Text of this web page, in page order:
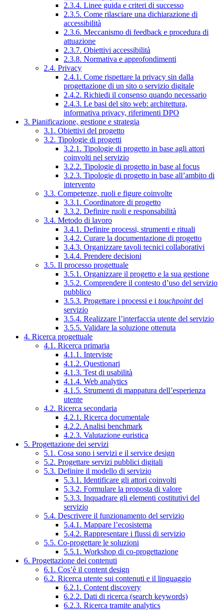
2.3.4. Linee guida e criteri di successo
2.3.5. Come rilasciare una dichiarazione di
accessibilità
2.3.6. Meccanismo di feedback e procedura di
attuazione
2.3.7. Obiettivi accessibilità
2.3.8. Normativa e approfondimenti
2.4. Privacy
2.4.1. Come rispettare la privacy sin dalla
progettazione di un sito o servizio digitale
2.4.2. Richiedi il consenso quando necessario
2.4.3. Le basi del sito web: architettura,
informativa privacy, riferimenti DPO
3. Pianificazione, gestione e strategia
3.1. Obiettivi del progetto
3.2. Tipologie di progetti
3.2.1. Tipologie di progetto in base agli attori
coinvolti nel servizio
3.2.2. Tipologie di progetto in base al focus
3.2.3. Tipologie di progetto in base all’ambito di
intervento
3.3. Competenze, ruoli e figure coinvolte
3.3.1. Coordinatore di progetto
3.3.2. Definire ruoli e responsabilità
3.4. Metodo di lavoro
3.4.1. Definire processi, strumenti e rituali
3.4.2. Curare la documentazione di progetto
3.4.3. Organizzare tavoli tecnici collaborativi
3.4.4. Prendere decisioni
3.5. Il processo progettuale
3.5.1. Organizzare il progetto e la sua gestione
3.5.2. Comprendere il contesto d’uso del servizio
pubblico
3.5.3. Progettare i processi e i touchpointdel
servizio
3.5.4. Realizzare l’interfaccia utente del servizio
3.5.5. Validare la soluzione ottenuta
4. Ricerca progettuale
4.1. Ricerca primaria
4.1.1. Interviste
4.1.2. Questionari
4.1.3. Test di usabilità
4.1.4. Web analytics
4.1.5. Strumenti di mappatura dell’esperienza
utente
4.2. Ricerca secondaria
4.2.1. Ricerca documentale
4.2.2. Analisi benchmark
4.2.3. Valutazione euristica
5. Progettazione dei servizi
5.1. Cosa sono i servizi e il service design
5.2. Progettare servizi pubblici digitali
5.3. Definire il modello di servizio
5.3.1. Identificare gli attori coinvolti
5.3.2. Formulare la proposta di valore
5.3.3. Inquadrare gli elementi costitutivi del
servizio
5.4. Descrivere il funzionamento del servizio
5.4.1. Mappare l’ecosistema
5.4.2. Rappresentare i flussi di servizio
5.5. Co-progettare le soluzioni
5.5.1. Workshop di co-progettazione
6. Progettazione dei contenuti
6.1. Cos’è il content design
6.2. Ricerca utente sui contenuti e il linguaggio
6.2.1. Content discovery
6.2.2. Dati di ricerca (search keywords)
6.2.3. Ricerca tramite analytics